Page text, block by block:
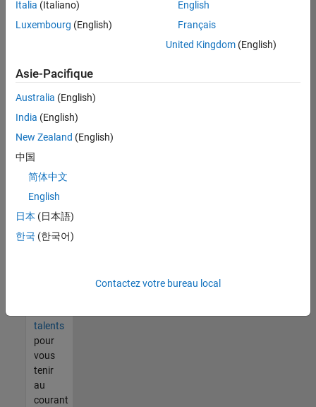
afficher
l’ensemble
d'emploi.
malgré
tout
vous
trouvez
pas
d'offre
corresponde
à vos
talents
pour
vous
tenir
au
courant
Italia (Italiano)
Luxembourg (English)
English
Français
United Kingdom(English)
Asie-Pacifique
Australia (English)
India (English)
New Zealand (English)
中国
简体中文
English
日本 (日本語)
한국 (한국어)
Contactez votre bureau local